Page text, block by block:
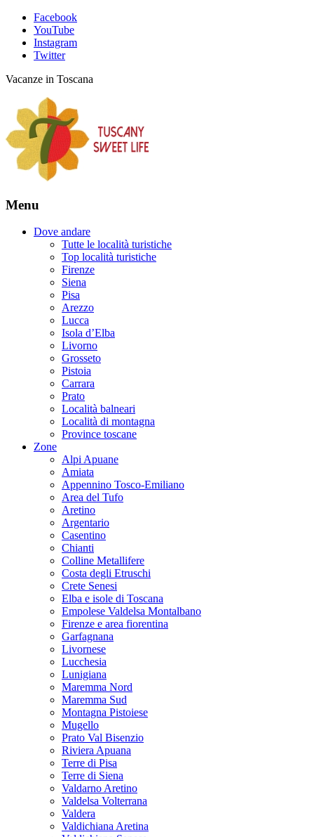
Facebook
YouTube
Instagram
Twitter
Vacanze in Toscana
Menu
Dove andare
Tutte le località turistiche
Top località turistiche
Firenze
Siena
Pisa
Arezzo
Lucca
Isola d’Elba
Livorno
Grosseto
Pistoia
Carrara
Prato
Località balneari
Località di montagna
Province toscane
Zone
Alpi Apuane
Amiata
Appennino Tosco-Emiliano
Area del Tufo
Aretino
Argentario
Casentino
Chianti
Colline Metallifere
Costa degli Etruschi
Crete Senesi
Elba e isole di Toscana
Empolese Valdelsa Montalbano
Firenze e area fiorentina
Garfagnana
Livornese
Lucchesia
Lunigiana
Maremma Nord
Maremma Sud
Montagna Pistoiese
Mugello
Prato Val Bisenzio
Riviera Apuana
Terre di Pisa
Terre di Siena
Valdarno Aretino
Valdelsa Volterrana
Valdera
Valdichiana Aretina